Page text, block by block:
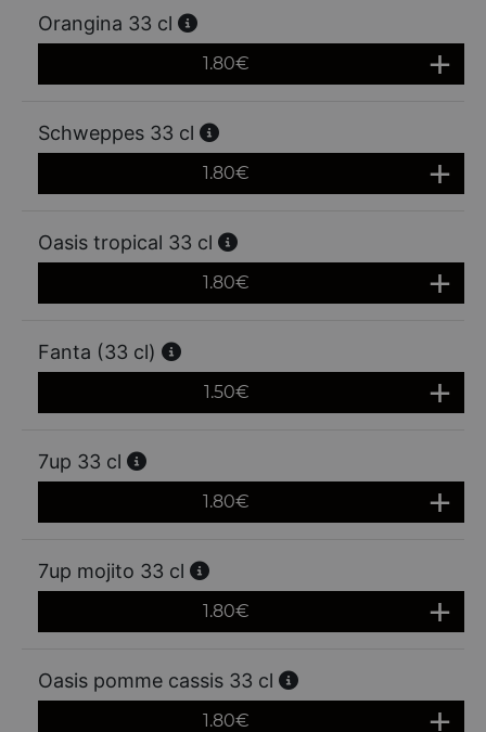
Orangina 33 cl
1.80€
Schweppes 33 cl
1.80€
Oasis tropical 33 cl
1.80€
Fanta (33 cl)
1.50€
7up 33 cl
1.80€
7up mojito 33 cl
1.80€
Oasis pomme cassis 33 cl
1.80€